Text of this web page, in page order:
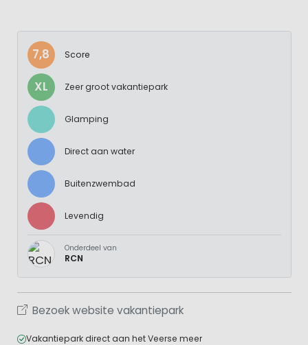
7,8 Score
XL Zeer groot vakantiepark
Glamping
Direct aan water
Buitenzwembad
Levendig
Onderdeel van
RCN
Bezoek website vakantiepark
Vakantiepark direct aan het Veerse meer